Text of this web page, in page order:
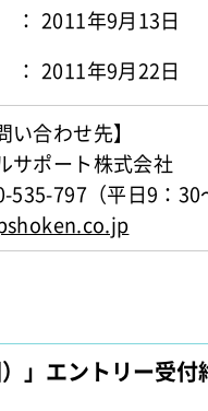
： 2011年9月13日
： 2011年9月22日
い合わせ先】
サポート株式会社
797（平日9：30
」エントリー受